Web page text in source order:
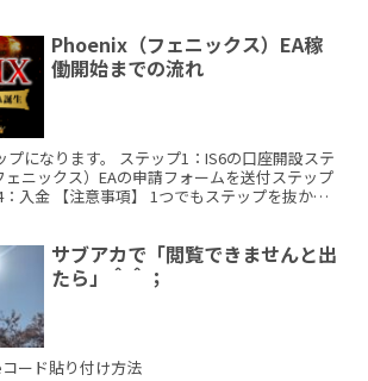
Phoenix（フェニックス）EA稼
働開始までの流れ
プになります。 ステップ1：IS6の口座開設ステ
ェニックス）EAの申請フォームを送付ステップ
入金 【注意事項】 1つでもステップを抜かし
サブアカで「閲覧できませんと出
たら」＾＾；
ード貼り付け方法